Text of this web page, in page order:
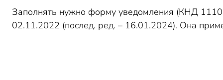
Заполнять нужно форму уведомления (КНД
02.11.2022 (послед. ред. – 16.01.2024). Она